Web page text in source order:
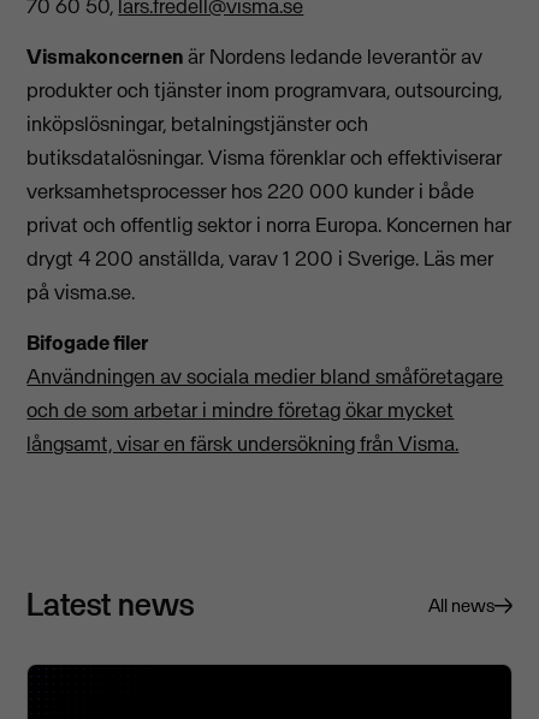
70 60 50, lars.fredell@visma.se
Vismakoncernenär Nordens ledande leverantör av
produkter och tjänster inom programvara, outsourcing,
inköpslösningar, betalningstjänster och
butiksdatalösningar. Visma förenklar och effektiviserar
verksamhetsprocesser hos 220 000 kunder i både
privat och offentlig sektor i norra Europa. Koncernen har
drygt 4 200 anställda, varav 1 200 i Sverige. Läs mer
på visma.se.
Bifogade filer
Användningen av sociala medier bland småföretagare
och de som arbetar i mindre företag ökar mycket
långsamt, visar en färsk undersökning från Visma.
Latest news All news